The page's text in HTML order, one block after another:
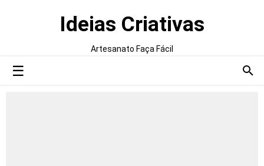
Ideias Criativas
Artesanato Faça Fácil